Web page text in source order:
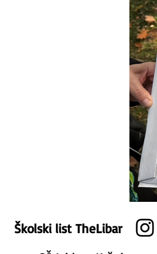
Školski list TheLibar